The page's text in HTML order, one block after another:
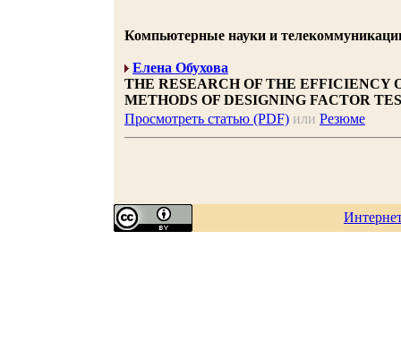
Компьютерные науки и
Елена Обухова
THE RESEARCH OF THE EFFICIENCY
METHODS OF DESIGNING FACTOR
Просмотреть статью (PDF) или Резюме